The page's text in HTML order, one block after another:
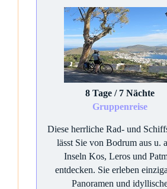
8 Tage / 7 Nächte
Gruppenreise
Diese herrliche Rad- und
lässt Sie von Bodrum aus u.
Inseln Kos, Leros und
entdecken. Sie erleben
Panoramen und